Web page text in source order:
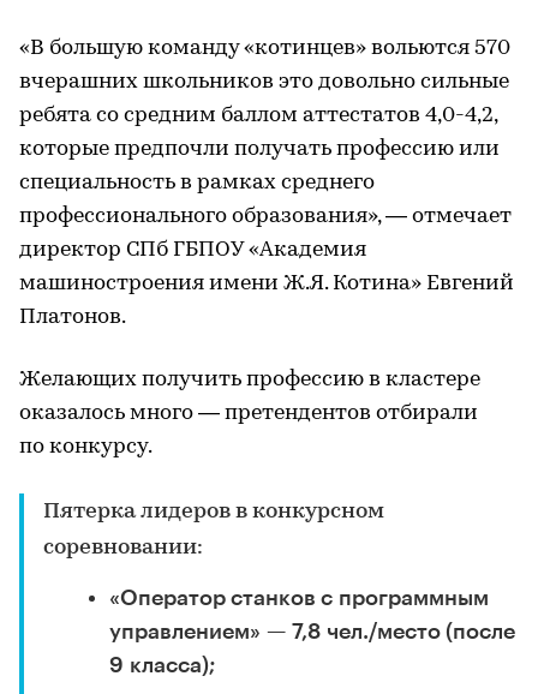
«В большую команду «котинцев» вольются 570
вчерашних школьников это довольно сильные
ребята со средним баллом аттестатов 4,0-4,2,
которые предпочли получать профессию или
специальность в рамках среднего
профессионального образования», — отмечает
директор СПб ГБПОУ «Академия
машиностроения имени Ж.Я. Котина» Евгений
Платонов.
Желающих получить профессию в кластере
оказалось много — претендентов отбирали
по конкурсу.
Пятерка лидеров в конкурсном
соревновании:
«Оператор станков с программным
управлением» — 7,8 чел./место (после
9 класса);